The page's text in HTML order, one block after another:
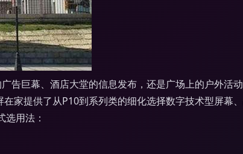
告巨幕、酒店大堂的信息发布，还是广场上的户外活动
家提供了从P10到系列类的细化选择数字技术型屏幕
用法：